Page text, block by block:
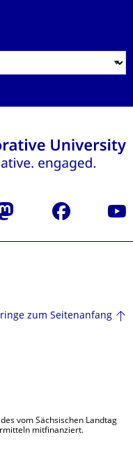
Facebook
zum Seitenanfang
vom Sächsischen Landtag
mitfinanziert.